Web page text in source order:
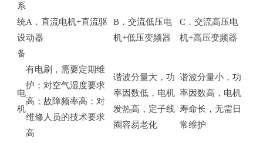
系
统
设
备
A．直流电机+直流驱
动器
B．交流低压电
机+低压变频器
C．交流高压电
机+高压变频器
电
机
有电刷，需要定期维
护；对空气湿度要求
高；故障频率高；对
维修人员的技术要求
高
谐波分量大，功
率因数低，电机
发热高，定子线
圈容易老化
谐波分量小，功
率因数高，电机
寿命长，无需日
常维护